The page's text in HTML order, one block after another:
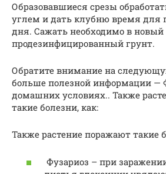
Образовавшиеся срезы
углем и дать клубню время для
дня. Сажать необходимо в новый
продезинфицированный грунт.
Обратите внимание на
больше полезной информации —
домашних условиях.. Также
такие болезни, как:
Также растение поражают такие
Фузариоз – при